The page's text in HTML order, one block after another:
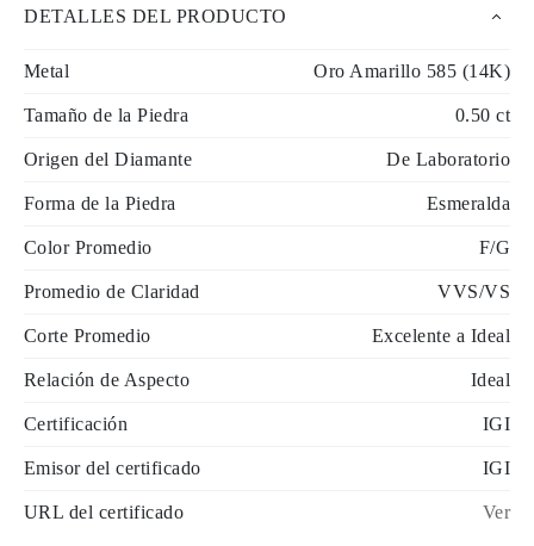
DETALLES DEL PRODUCTO
Metal Oro Amarillo 585 (14K)
Tamaño de la Piedra 0.50 ct
Origen del Diamante De Laboratorio
Forma de la Piedra Esmeralda
Color Promedio F/G
Promedio de Claridad VVS/VS
Corte Promedio Excelente a Ideal
Relación de Aspecto Ideal
Certificación IGI
Emisor del certificado IGI
URL del certificado Ver